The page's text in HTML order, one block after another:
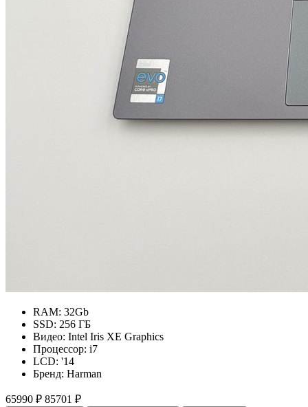
RAM: 32Gb
SSD: 256 ГБ
Видео: Intel Iris XE Graphics
Процессор: i7
LCD: '14
Бренд: Harman
65990 ₽ 85701 ₽